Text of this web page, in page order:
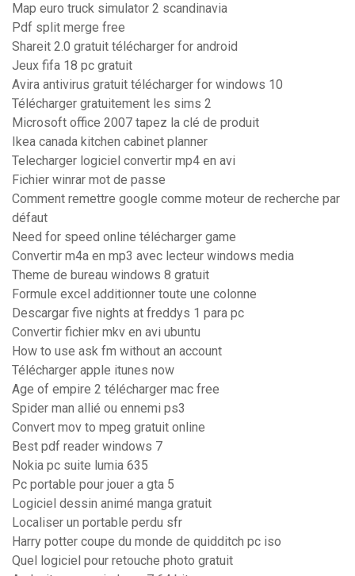
Map euro truck simulator 2 scandinavia
Pdf split merge free
Shareit 2.0 gratuit télécharger for android
Jeux fifa 18 pc gratuit
Avira antivirus gratuit télécharger for windows 10
Télécharger gratuitement les sims 2
Microsoft office 2007 tapez la clé de produit
Ikea canada kitchen cabinet planner
Telecharger logiciel convertir mp4 en avi
Fichier winrar mot de passe
Comment remettre google comme moteur de recherche par
défaut
Need for speed online télécharger game
Convertir m4a en mp3 avec lecteur windows media
Theme de bureau windows 8 gratuit
Formule excel additionner toute une colonne
Descargar five nights at freddys 1 para pc
Convertir fichier mkv en avi ubuntu
How to use ask fm without an account
Télécharger apple itunes now
Age of empire 2 télécharger mac free
Spider man allié ou ennemi ps3
Convert mov to mpeg gratuit online
Best pdf reader windows 7
Nokia pc suite lumia 635
Pc portable pour jouer a gta 5
Logiciel dessin animé manga gratuit
Localiser un portable perdu sfr
Harry potter coupe du monde de quidditch pc iso
Quel logiciel pour retouche photo gratuit